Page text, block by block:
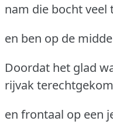
nam die bocht veel
en ben op de
Doordat het glad
rijvak
en frontaal op een